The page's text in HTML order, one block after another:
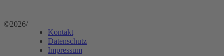
©2026/
Kontakt
Datenschutz
Impressum